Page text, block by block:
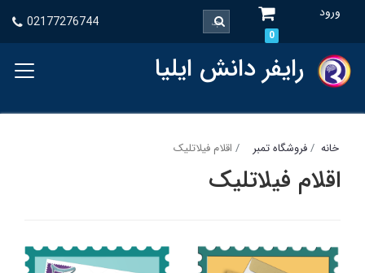
ورود
0
02177276744
رایفر دانش ایلیا
خانه فروشگاه تمبر اقلام فیلاتلیک
اقلام فیلاتلیک